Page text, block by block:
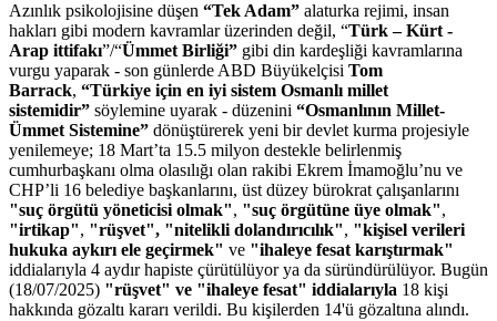
Azınlık psikolojisine düşen “Tek Adam” alaturka rejimi, insan
hakları gibi modern kavramlar üzerinden değil, “Türk – Kürt -
Arap ittifakı”/“Ümmet Birliği” gibi din kardeşliği kavramlarına
vurgu yaparak - son günlerde ABD Büyükelçisi Tom
Barrack, “Türkiye için en iyi sistem Osmanlı millet
sistemidir” söylemine uyarak - düzenini “Osmanlının Millet-
Ümmet Sistemine” dönüştürerek yeni bir devlet kurma projesiyle
yenilemeye; 18 Mart’ta 15.5 milyon destekle belirlenmiş
cumhurbaşkanı olma olasılığı olan rakibi Ekrem İmamoğlu’nu ve
CHP’li 16 belediye başkanlarını, üst düzey bürokrat çalışanlarını
"suç örgütü yöneticisi olmak", "suç örgütüne üye olmak",
"irtikap", "rüşvet", "nitelikli dolandırıcılık", "kişisel verileri
hukuka aykırı ele geçirmek" ve "ihaleye fesat karıştırmak"
iddialarıyla 4 aydır hapiste çürütülüyor ya da süründürülüyor. Bugün
(18/07/2025) "rüşvet" ve "ihaleye fesat" iddialarıyla 18 kişi
hakkında gözaltı kararı verildi. Bu kişilerden 14'ü gözaltına alındı.